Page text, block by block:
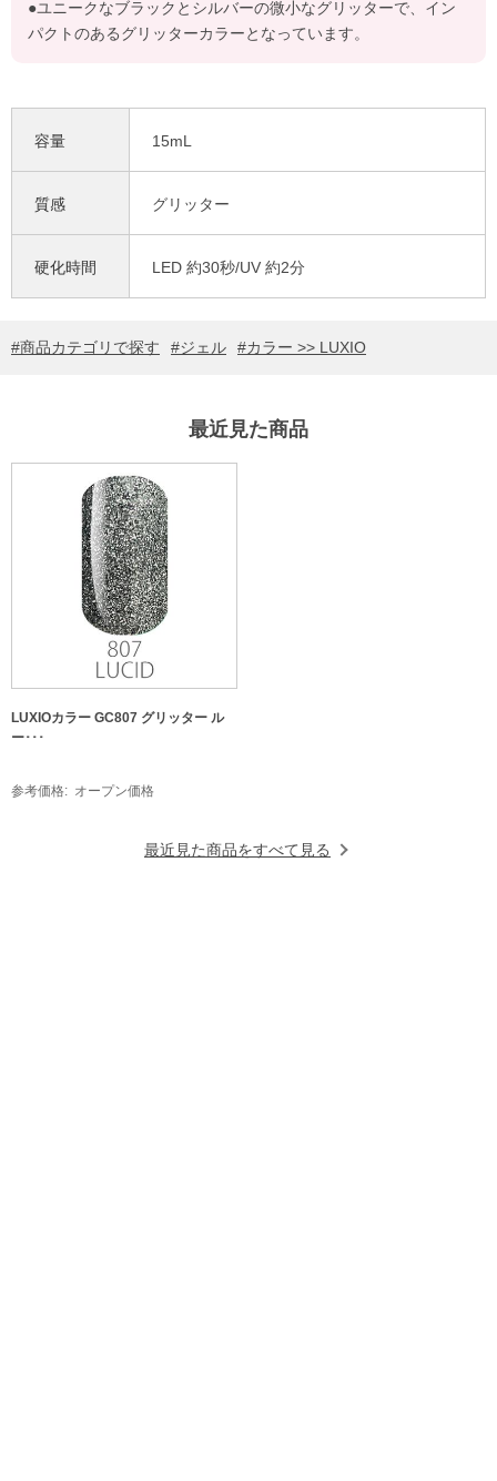
●ユニークなブラックとシルバーの微小なグリッターで、イン
パクトのあるグリッターカラーとなっています。
容量 15mL
質感 グリッター
硬化時間 LED 約30秒/UV 約2分
商品カテゴリで探す ジェル カラー >> LUXIO
最近見た商品
LUXIOカラー GC807 グリッター ル
ー･･･
参考価格 オープン価格
最近見た商品をすべて見る